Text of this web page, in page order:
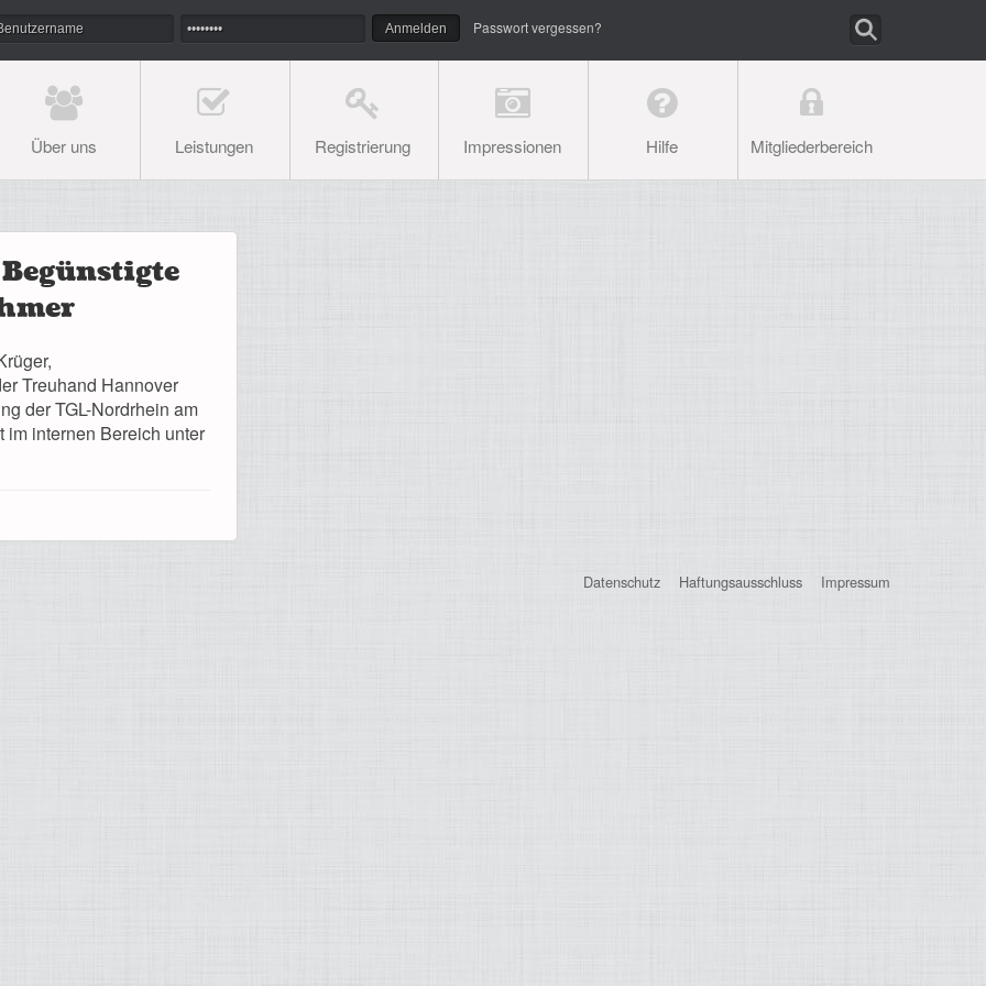
Passwort vergessen?
Über uns Leistungen Registrierung Impressionen Hilfe Mitgliederbereich
Treuhand Hannover
der TGL-Nordrhein am
im internen Bereich unter
Datenschutz Haftungsausschluss Impressum